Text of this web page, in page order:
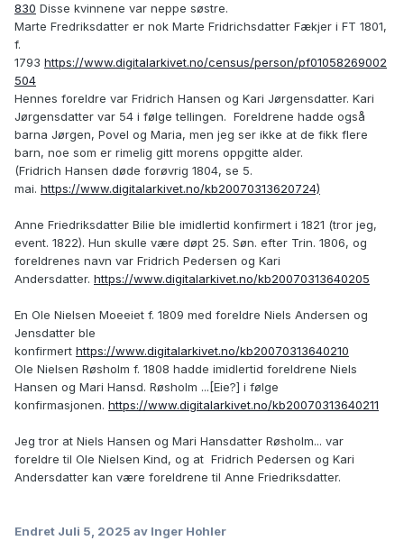
830 Disse kvinnene var neppe søstre.
Marte Fredriksdatter er nok Marte Fridrichsdatter Fækjer i FT 1801,
f.
1793 https://www.digitalarkivet.no/census/person/pf01058269002
504
Hennes foreldre var Fridrich Hansen og Kari Jørgensdatter. Kari
Jørgensdatter var 54 i følge tellingen. Foreldrene hadde også
barna Jørgen, Povel og Maria, men jeg ser ikke at de fikk flere
barn, noe som er rimelig gitt morens oppgitte alder.
(Fridrich Hansen døde forøvrig 1804, se 5.
mai. https://www.digitalarkivet.no/kb20070313620724)
Anne Friedriksdatter Bilie ble imidlertid konfirmert i 1821 (tror jeg,
event. 1822). Hun skulle være døpt 25. Søn. efter Trin. 1806, og
foreldrenes navn var Fridrich Pedersen og Kari
Andersdatter. https://www.digitalarkivet.no/kb20070313640205
En Ole Nielsen Moeeiet f. 1809 med foreldre Niels Andersen og
Jensdatter ble
konfirmert https://www.digitalarkivet.no/kb20070313640210
Ole Nielsen Røsholm f. 1808 hadde imidlertid foreldrene Niels
Hansen og Mari Hansd. Røsholm ...[Eie?] i følge
konfirmasjonen. https://www.digitalarkivet.no/kb20070313640211
Jeg tror at Niels Hansen og Mari Hansdatter Røsholm... var
foreldre til Ole Nielsen Kind, og at Fridrich Pedersen og Kari
Andersdatter kan være foreldrene til Anne Friedriksdatter.
Endret Juli 5, 2025 av Inger Hohler